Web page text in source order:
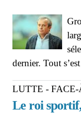
dernier. Tout
LUTTE -
Le roi